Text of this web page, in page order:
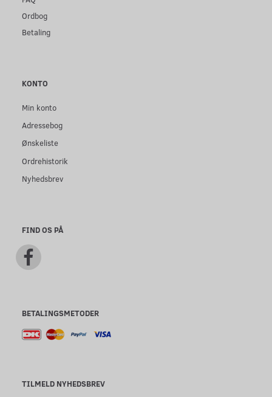
Ordbog
Betaling
KONTO
Min konto
Adressebog
Ønskeliste
Ordrehistorik
Nyhedsbrev
FIND OS PÅ
BETALINGSMETODER
TILMELD NYHEDSBREV